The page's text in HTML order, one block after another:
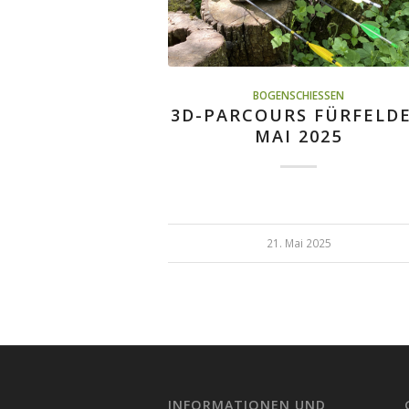
BOGENSCHIESSEN
3D-PARCOURS
MAI 2025
21. Mai 2025
INFORMATIONEN UND